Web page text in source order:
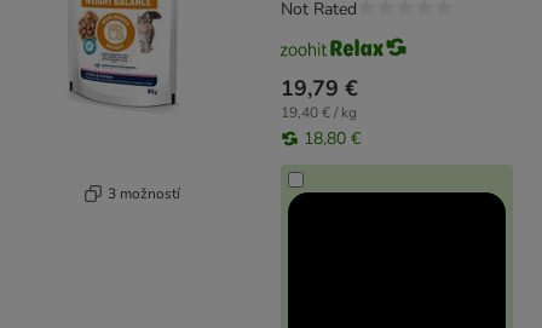
3 možností
19,79 €
19,40 € / kg
18,80 €
Not Rated